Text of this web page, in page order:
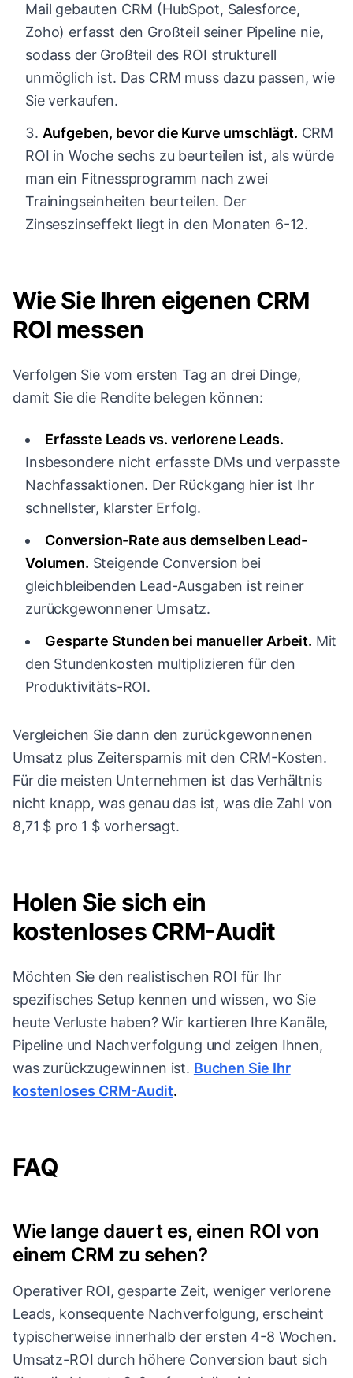
Mail gebauten CRM (HubSpot, Salesforce,
Zoho) erfasst den Großteil seiner Pipeline nie,
sodass der Großteil des ROI strukturell
unmöglich ist. Das CRM muss dazu passen, wie
Sie verkaufen.
Aufgeben, bevor die Kurve umschlägt. CRM
ROI in Woche sechs zu beurteilen ist, als würde
man ein Fitnessprogramm nach zwei
Trainingseinheiten beurteilen. Der
Zinseszinseffekt liegt in den Monaten 6-12.
Wie Sie Ihren eigenen CRM
ROI messen
Verfolgen Sie vom ersten Tag an drei Dinge,
damit Sie die Rendite belegen können:
Erfasste Leads vs. verlorene Leads.
Insbesondere nicht erfasste DMs und verpasste
Nachfassaktionen. Der Rückgang hier ist Ihr
schnellster, klarster Erfolg.
Conversion-Rate aus demselben Lead-
Volumen. Steigende Conversion bei
gleichbleibenden Lead-Ausgaben ist reiner
zurückgewonnener Umsatz.
Gesparte Stunden bei manueller Arbeit. Mit
den Stundenkosten multiplizieren für den
Produktivitäts-ROI.
Vergleichen Sie dann den zurückgewonnenen
Umsatz plus Zeitersparnis mit den CRM-Kosten.
Für die meisten Unternehmen ist das Verhältnis
nicht knapp, was genau das ist, was die Zahl von
8,71 $ pro 1 $ vorhersagt.
Holen Sie sich ein
kostenloses CRM-Audit
Möchten Sie den realistischen ROI für Ihr
spezifisches Setup kennen und wissen, wo Sie
heute Verluste haben? Wir kartieren Ihre Kanäle,
Pipeline und Nachverfolgung und zeigen Ihnen,
was zurückzugewinnen ist. Buchen Sie Ihr
kostenloses CRM-Audit.
FAQ
Wie lange dauert es, einen ROI von
einem CRM zu sehen?
Operativer ROI, gesparte Zeit, weniger verlorene
Leads, konsequente Nachverfolgung, erscheint
typischerweise innerhalb der ersten 4-8 Wochen.
Umsatz-ROI durch höhere Conversion baut sich